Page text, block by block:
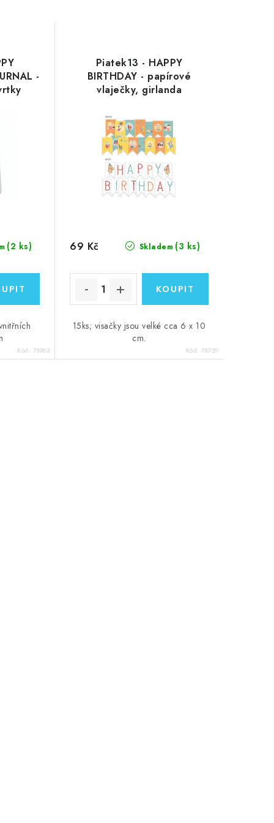
-
(2 ks)
Kód: 73963
Piatek13 - HAPPY
BIRTHDAY - papírové
vlaječky, girlanda
Skladem (3 ks)
69 Kč
15ks; visačky jsou velké cca 6 x 10
cm.
Kód:78729